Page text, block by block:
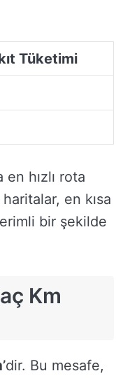
Tüketimi
hızlı rota
en kısa
bir şekilde
Km
dir. Bu mesafe,